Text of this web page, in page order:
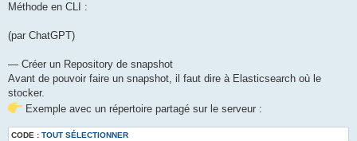
Méthode en CLI :
(par ChatGPT)
— Créer un Repository de snapshot
Avant de pouvoir faire un snapshot, il faut dire à Elasticsearch où le
stocker.
Exemple avec un répertoire partagé sur le serveur :
CODE : TOUT SÉLECTIONNER